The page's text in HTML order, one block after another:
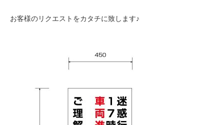
お客様のリクエストをカタチに致します♪